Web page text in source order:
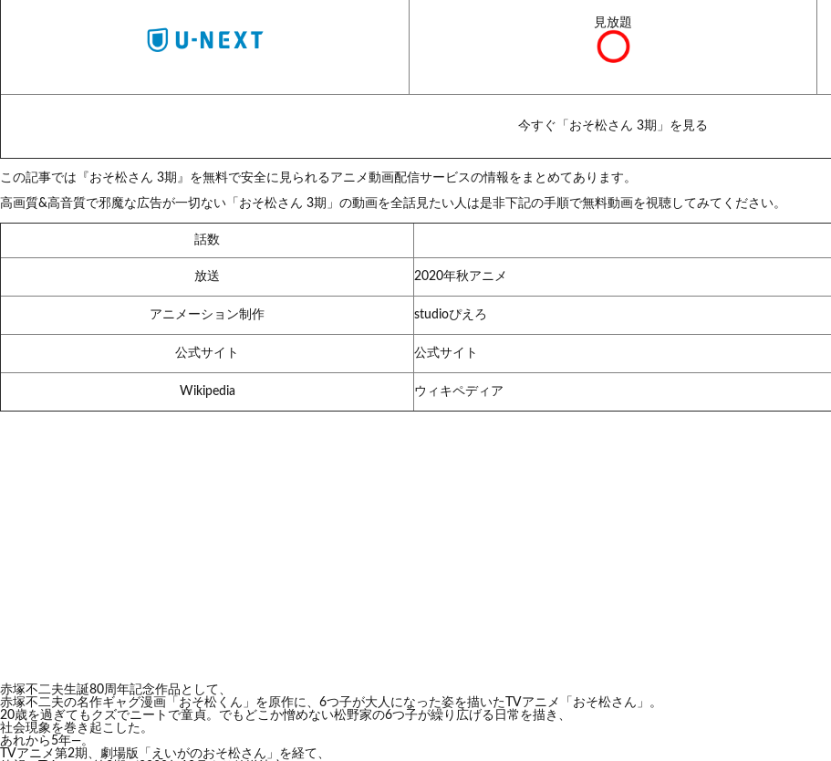
見放題
今すぐ「おそ松さん 3期」を見る
この記事では『おそ松さん 3期』を無料で安全に見られるアニメ動画配信サービスの情報をまとめてあります。
高画質&高音質で邪魔な広告が一切ない「おそ松さん 3期」の動画を全話見たい人は是非下記の手順で無料動画を視聴してみてください。
話数
放送 2020年秋アニメ
アニメーション制作 studioぴえろ
公式サイト 公式サイト
Wikipedia ウィキペディア
赤塚不二夫生誕80周年記念作品として、
赤塚不二夫の名作ギャグ漫画「おそ松くん」を原作に、6つ子が大人になった姿を描いたTVアニメ「おそ松さん」。
20歳を過ぎてもクズでニートで童貞。でもどこか憎めない松野家の6つ子が繰り広げる日常を描き、
社会現象を巻き起こした。
あれから5年―。
TVアニメ第2期、劇場版「えいがのおそ松さん」を経て、